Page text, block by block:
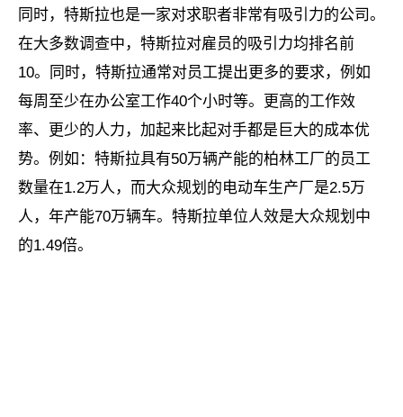
同时，特斯拉也是一家对求职者非常有吸引力的公司。
在大多数调查中，特斯拉对雇员的吸引力均排名前
10。同时，特斯拉通常对员工提出更多的要求，例如
每周至少在办公室工作40个小时等。更高的工作效
率、更少的人力，加起来比起对手都是巨大的成本优
势。例如：特斯拉具有50万辆产能的柏林工厂的员工
数量在1.2万人，而大众规划的电动车生产厂是2.5万
人，年产能70万辆车。特斯拉单位人效是大众规划中
的1.49倍。